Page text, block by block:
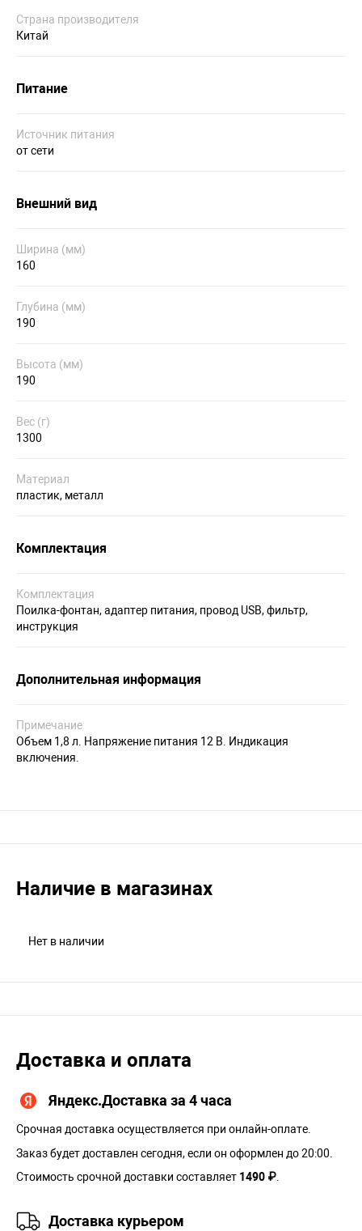
Страна производителя
Китай
Питание
Источник питания
от сети
Внешний вид
Ширина (мм)
160
Глубина (мм)
190
Высота (мм)
190
Вес (г)
1300
Материал
пластик, металл
Комплектация
Комплектация
Поилка-фонтан, адаптер питания, провод USB, фильтр,
инструкция
Дополнительная информация
Примечание
Объем 1,8 л. Напряжение питания 12 В. Индикация
включения.
Наличие в магазинах
Нет в наличии
Доставка и оплата
Яндекс.Доставка за 4 часа
Срочная доставка осуществляется при онлайн-оплате.
Заказ будет доставлен сегодня, если он оформлен до 20:00.
Стоимость срочной доставки составляет 1490 ₽
Доставка курьером